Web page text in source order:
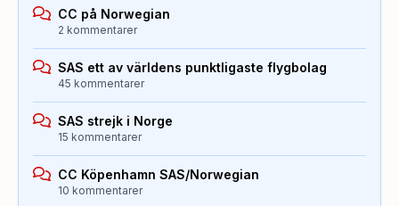
CC på Norwegian
2 kommentarer
SAS ett av världens punktligaste flygbolag
45 kommentarer
SAS strejk i Norge
15 kommentarer
CC Köpenhamn SAS/Norwegian
10 kommentarer